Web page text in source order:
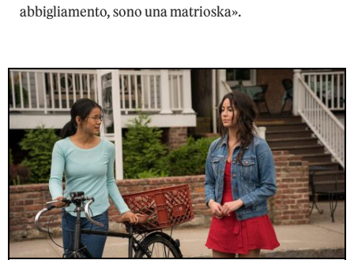
abbigliamento, sono una matrioska».